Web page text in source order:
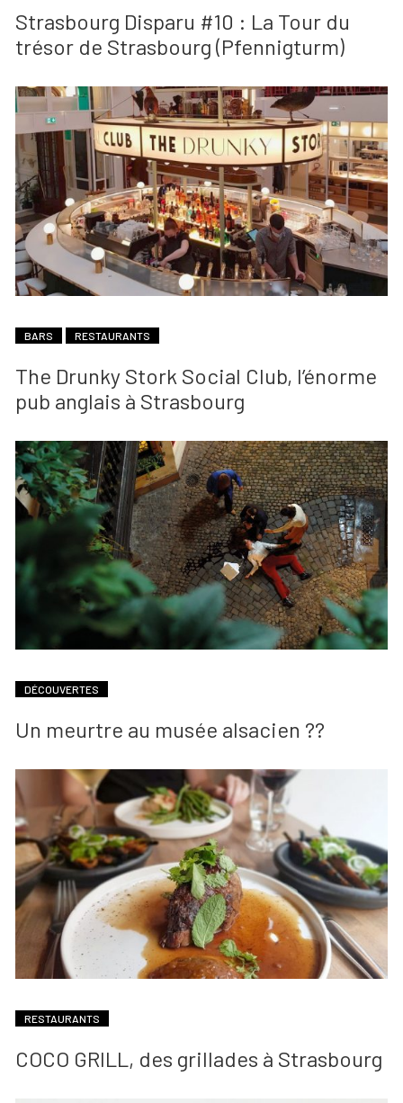
Strasbourg Disparu #10 : La Tour du
trésor de Strasbourg (Pfennigturm)
BARS RESTAURANTS
The Drunky Stork Social Club, l’énorme
pub anglais à Strasbourg
DÉCOUVERTES
Un meurtre au musée alsacien ??
RESTAURANTS
COCO GRILL, des grillades à Strasbourg